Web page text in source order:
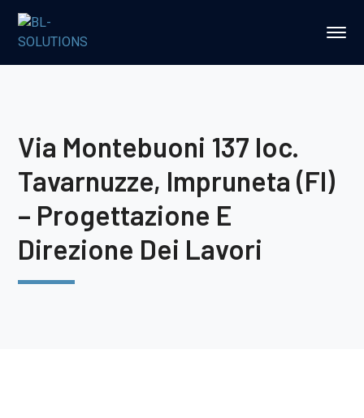
Via Montebuoni 137 loc.
Tavarnuzze, Impruneta (FI)
– Progettazione E
Direzione Dei Lavori